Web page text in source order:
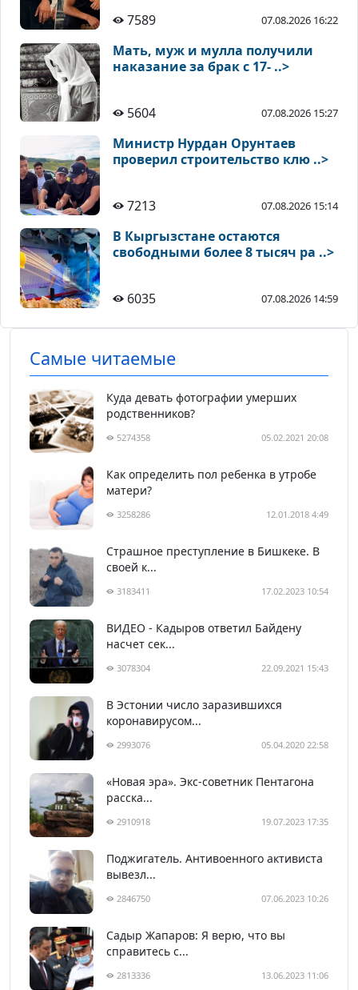
7589 07.08.2026 16:22
Мать, муж и мулла получили
наказание за брак с 17- ..>
5604 07.08.2026 15:27
Министр Нурдан Орунтаев
проверил строительство клю ..>
7213 07.08.2026 15:14
В Кыргызстане остаются
свободными более 8 тысяч ра ..>
6035 07.08.2026 14:59
Самые читаемые
Куда девать фотографии умерших
родственников?
5274358 05.02.2021 20:08
Как определить пол ребенка в утробе
матери?
3258286 12.01.2018 4:49
Страшное преступление в Бишкеке. В
своей к...
3183411 17.02.2023 10:54
ВИДЕО - Кадыров ответил Байдену
насчет сек...
3078304 22.09.2021 15:43
В Эстонии число заразившихся
коронавирусом...
2993076 05.04.2020 22:58
«Новая эра». Экс-советник Пентагона
расска...
2910918 19.07.2023 17:35
Поджигатель. Антивоенного активиста
вывезл...
2846750 07.06.2023 10:26
Садыр Жапаров: Я верю, что вы
справитесь с...
2813336 13.06.2023 11:06